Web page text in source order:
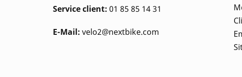
Service client: 01 85 85 14 31
E-Mail: velo2@nextbike.com